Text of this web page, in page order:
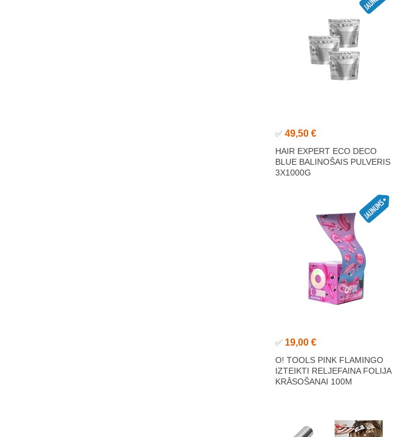
✅ 49,50 €
HAIR EXPERT ECO DECO
BLUE BALINOŠAIS PULVERIS
3X1000G
✅ 19,00 €
O! TOOLS PINK FLAMINGO
IZTEIKTI RELJEFAINA FOLIJA
KRĀSOŠANAI 100M